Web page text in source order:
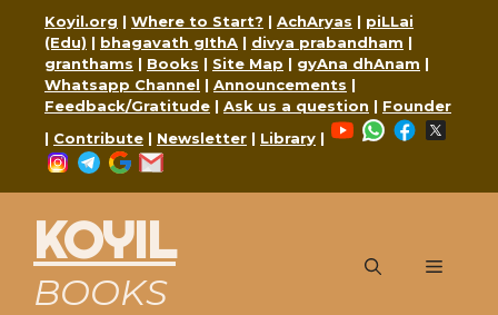
content
Koyil.org | Where to Start? | AchAryas | piLLai
(Edu) | bhagavath gIthA | divya prabandham |
granthams | Books | Site Map | gyAna dhAnam |
Whatsapp Channel | Announcements |
Feedback/Gratitude | Ask us a question | Founder
| Contribute | Newsletter | Library |
YouTubeWhatsApp
Facebook
Instagram
Telegram
Google
KOYIL
BOOKS
Menu